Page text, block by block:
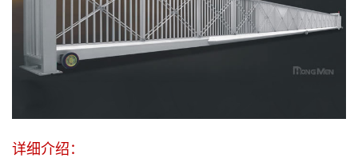
详细介绍：